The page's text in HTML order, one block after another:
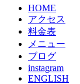
HOME
アクセス
料金表
メニュー
ブログ
instagram
ENGLISH